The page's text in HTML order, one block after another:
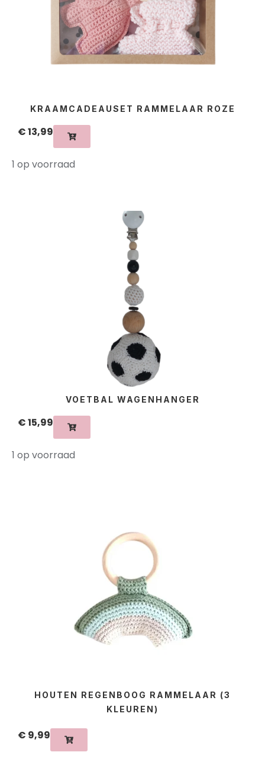
KRAAMCADEAUSET RAMMELAAR ROZE
€13,99
1 op voorraad
VOETBAL WAGENHANGER
€15,99
1 op voorraad
HOUTEN REGENBOOG RAMMELAAR (3
KLEUREN)
€ 9,99